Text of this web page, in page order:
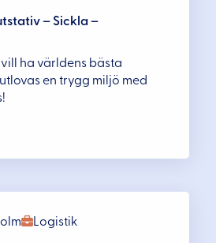
– Sickla –
ha världens bästa
en trygg miljö med
Logistik